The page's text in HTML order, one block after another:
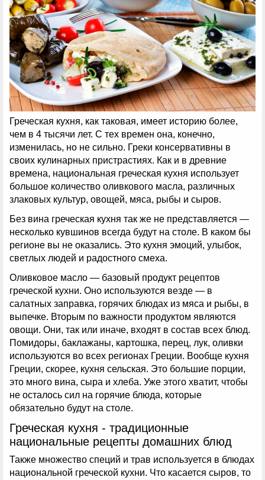
Греческая кухня, как таковая, имеет историю более,
чем в 4 тысячи лет. С тех времен она, конечно,
изменилась, но не сильно. Греки консервативны в
своих кулинарных пристрастиях. Как и в древние
времена, национальная греческая кухня использует
большое количество оливкового масла, различных
злаковых культур, овощей, мяса, рыбы и сыров.
Без вина греческая кухня так же не представляется —
несколько кувшинов всегда будут на столе. В каком бы
регионе вы не оказались. Это кухня эмоций, улыбок,
светлых людей и радостного смеха.
Оливковое масло — базовый продукт рецептов
греческой кухни. Оно используются везде — в
салатных заправка, горячих блюдах из мяса и рыбы, в
выпечке. Вторым по важности продуктом являются
овощи. Они, так или иначе, входят в состав всех блюд.
Помидоры, баклажаны, картошка, перец, лук, оливки
используются во всех регионах Греции. Вообще кухня
Греции, скорее, кухня сельская. Это большие порции,
это много вина, сыра и хлеба. Уже этого хватит, чтобы
не осталось сил на горячие блюда, которые
обязательно будут на столе.
Греческая кухня - традиционные
национальные рецепты домашних блюд
Также множество специй и трав используется в блюдах
национальной греческой кухни. Что касается сыров, то